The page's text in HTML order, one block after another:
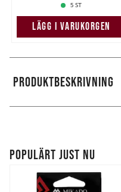
5 ST
LÄGG I VARUKORGEN
PRODUKTBESKRIVNING
POPULÄRT JUST NU